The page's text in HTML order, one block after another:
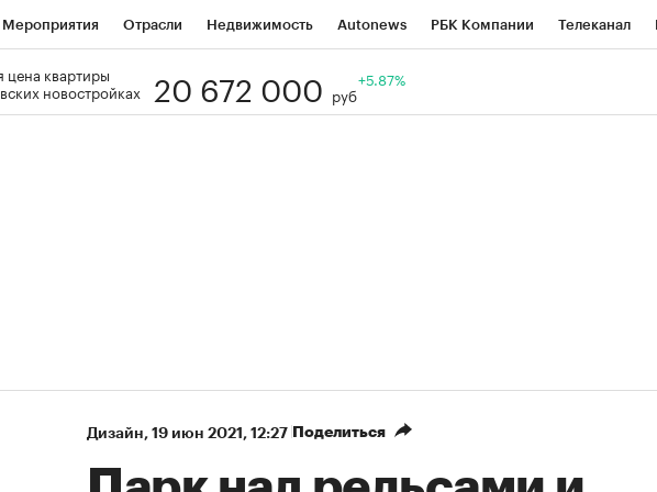
Мероприятия Отрасли Недвижимость Autonews РБК Компании Телеканал
Визионеры
цена квартиры
новостройках
20 672 000 руб
+5.87%
Дизайн⁠, 19 июн 2021, 12:27 Поделиться